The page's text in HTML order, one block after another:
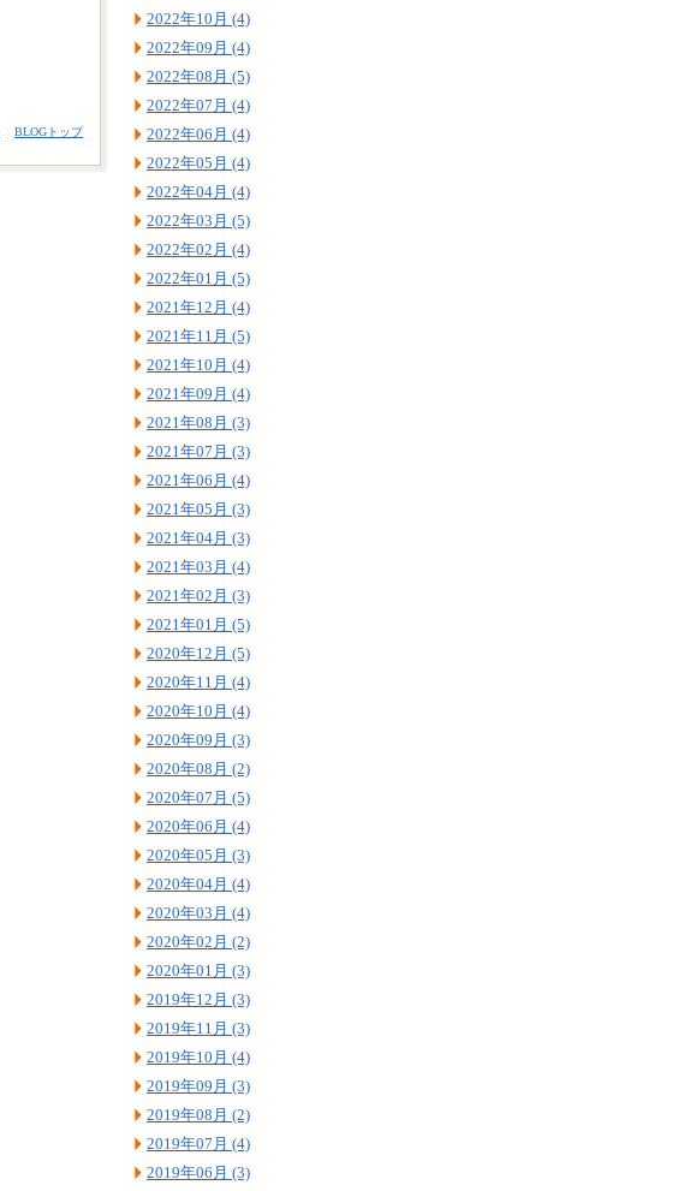
BLOGトップ
2022年10月 (4)
2022年09月 (4)
2022年08月 (5)
2022年07月 (4)
2022年06月 (4)
2022年05月 (4)
2022年04月 (4)
2022年03月 (5)
2022年02月 (4)
2022年01月 (5)
2021年12月 (4)
2021年11月 (5)
2021年10月 (4)
2021年09月 (4)
2021年08月 (3)
2021年07月 (3)
2021年06月 (4)
2021年05月 (3)
2021年04月 (3)
2021年03月 (4)
2021年02月 (3)
2021年01月 (5)
2020年12月 (5)
2020年11月 (4)
2020年10月 (4)
2020年09月 (3)
2020年08月 (2)
2020年07月 (5)
2020年06月 (4)
2020年05月 (3)
2020年04月 (4)
2020年03月 (4)
2020年02月 (2)
2020年01月 (3)
2019年12月 (3)
2019年11月 (3)
2019年10月 (4)
2019年09月 (3)
2019年08月 (2)
2019年07月 (4)
2019年06月 (3)